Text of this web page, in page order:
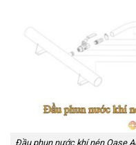
Đầu phun nước khí nén Oase